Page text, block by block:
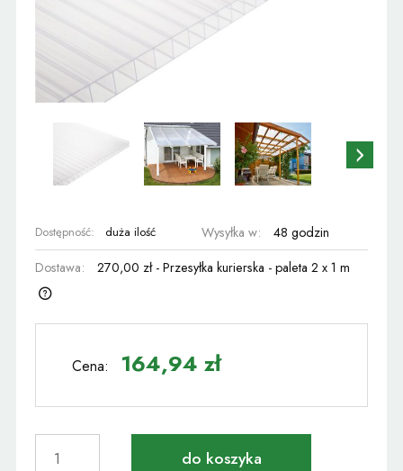
Dostępność: duża ilość Wysyłka w:
48 godzin
Dostawa:
270,00 zł - Przesyłka kurierska - paleta 2 x 1 m
Cena: 164,94 zł
do koszyka